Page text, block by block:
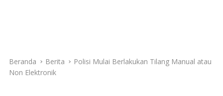
Beranda Berita
Polisi Mulai Berlakukan Tilang Manual atau
Non Elektronik